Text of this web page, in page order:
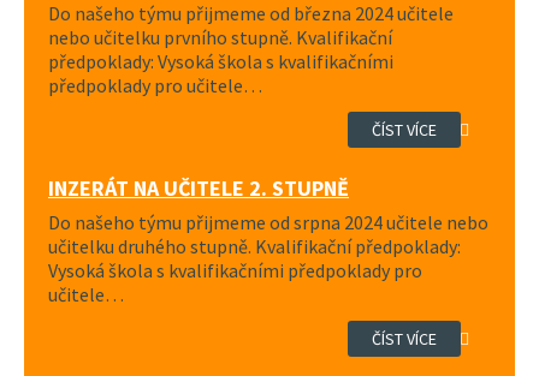
Do našeho týmu přijmeme od března 2024 učitele
nebo učitelku prvního stupně. Kvalifikační
předpoklady: Vysoká škola s kvalifikačními
předpoklady pro učitele…
ČÍST VÍCE
INZERÁT NA UČITELE 2. STUPNĚ
Do našeho týmu přijmeme od srpna 2024 učitele nebo
učitelku druhého stupně. Kvalifikační předpoklady:
Vysoká škola s kvalifikačními předpoklady pro
učitele…
ČÍST VÍCE